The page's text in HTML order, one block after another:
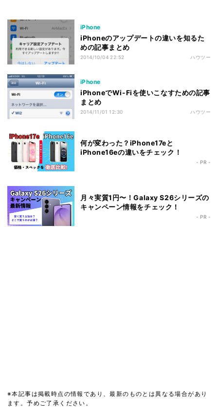
iPhone
iPhoneのアップデートの違いを知るた
めの記事まとめ
2014/10/04 22:52 ハウツー
iPhone
iPhoneでWi-Fiを使いこなすための記事
まとめ
2014/11/01 12:30 ハウツー
何が変わった？iPhone17eと
iPhone16eの違いをチェック！
- PR -
月々実質1円〜！Galaxy S26シリーズの
キャンペーン情報をチェック！
- PR -
※本記事は掲載時点の情報であり、最新のものとは異なる場合があり
ます。予めご了承ください。